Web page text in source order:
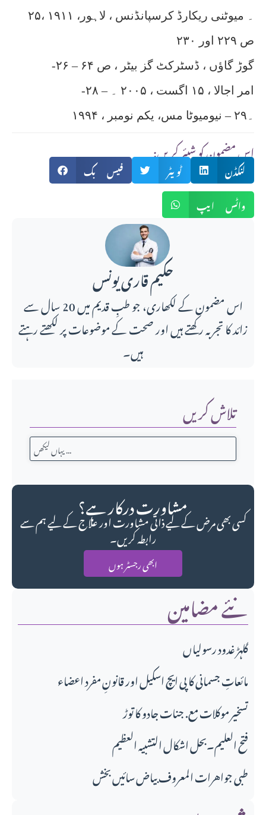
تلاش کریں
مشاورت درکار ہے؟
کسی بھی مرض کے لیے ذاتی مشاورت اور علاج کے لیے ہم سے
رابطہ کریں۔
ابھی رجسٹر ہوں
نئے مضامین
گلہڑ غدود رسولیاں
مائعاتِ جسمانی کا پی ایچ اسکیل اور قانونِ مفرد اعضاء
تسخیر موکلات مع. جنات جادو کا توڑ
فتح العلیم۔بحل اشکال التشبیہ العظیم
طبی جواهرات المعروف بیاض سائیں بخش
۲۵۔ میوٹنی ریکارڈ کرسپانڈنس ، لاہور، ۱۹۱۱ ،
ص ۲۲۹ اور ۲۳۰
-۲۶ – گوڑ گاؤں ، ڈسٹرکٹ گز بیٹر ، ص ۶۴
-۲۸ – امر اجالا ، ۱۵ اگست ، ۲۰۰۵ ۔
۔۲۹ – نیومیوٹا مس، یکم نومبر ، ۱۹۹۴
:اس مضمون کو شیئر کریں
فیس بک ٹویٹر
لنکڈن
واٹس ایپ
حکیم قاری یونس
اس مضمون کے لکھاری، جو طبِ قدیم میں 20 سال سے
زائد کا تجربہ رکھتے ہیں اور صحت کے موضوعات پر لکھتے رہتے
ہیں۔